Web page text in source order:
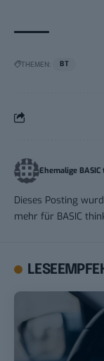
THEMEN: BT
Ehemalige
Dieses Posting
mehr für BASIC